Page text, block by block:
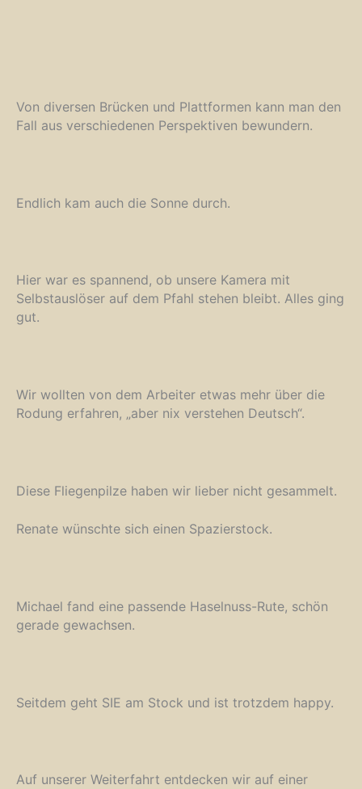
Von diversen Brücken und Plattformen kann man den
Fall aus verschiedenen Perspektiven bewundern.
Endlich kam auch die Sonne durch.
Hier war es spannend, ob unsere Kamera mit
Selbstauslöser auf dem Pfahl stehen bleibt. Alles ging
gut.
Wir wollten von dem Arbeiter etwas mehr über die
Rodung erfahren, „aber nix verstehen Deutsch“.
Diese Fliegenpilze haben wir lieber nicht gesammelt.
Renate wünschte sich einen Spazierstock.
Michael fand eine passende Haselnuss-Rute, schön
gerade gewachsen.
Seitdem geht SIE am Stock und ist trotzdem happy.
Auf unserer Weiterfahrt entdecken wir auf einer